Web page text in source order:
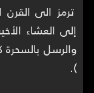
ترمز الى
إلى العشاء
والرسل بالسحرة
).